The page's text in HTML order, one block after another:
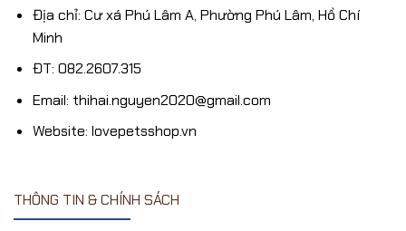
Địa chỉ: Cư xá Phú Lâm A, Phường Phú Lâm, Hồ Chí
Minh
ĐT: 082.2607.315
Email: thihai.nguyen2020@gmail.com
Website: lovepetsshop.vn
THÔNG TIN & CHÍNH SÁCH